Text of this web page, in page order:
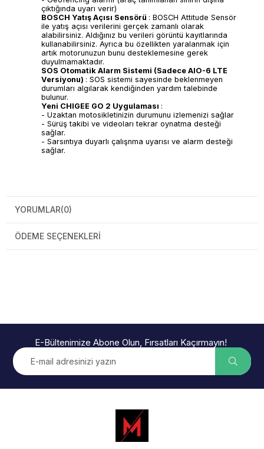
çıktığında uyarı verir)
BOSCH Yatış Açısı Sensörü : BOSCH Attitude Sensör
ile yatış açısı verilerini gerçek zamanlı olarak
alabilirsiniz. Aldığınız bu verileri görüntü kayıtlarında
kullanabilirsiniz. Ayrıca bu özellikten yaralanmak için
artık motorunuzun bunu desteklemesine gerek
duyulmamaktadır.
SOS Otomatik Alarm Sistemi (Sadece AIO-6 LTE
Versiyonu) : SOS sistemi sayesinde beklenmeyen
durumları algılarak kendiğinden yardım talebinde
bulunur.
Yeni CHIGEE GO 2 Uygulaması :
- Uzaktan motosikletinizin durumunu izlemenizi sağlar
- Sürüş takibi ve videoları tekrar oynatma desteği
sağlar.
- Sarsıntıya duyarlı çalışnma uyarısı ve alarm desteği
sağlar.
YORUMLAR(0)
ÖDEME SEÇENEKLERI
E-Bültenimize Abone Olun, Fırsatları Kaçırmayın!